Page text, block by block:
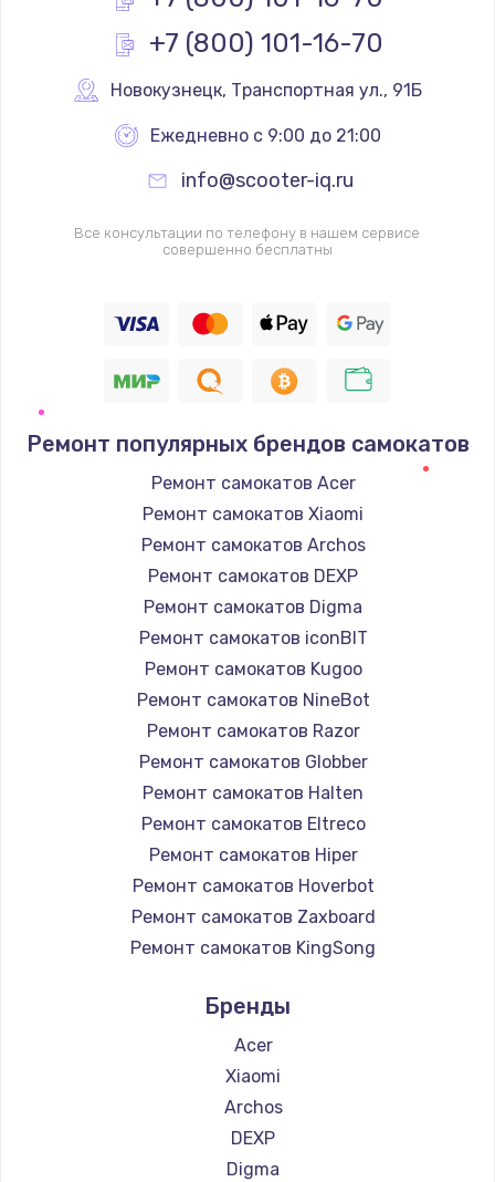
+7 (800) 101-16-70
Новокузнецк, Транспортная ул., 91Б
Ежедневно с 9:00 до 21:00
info@scooter-iq.ru
Все консультации по телефону в нашем сервисе
совершенно бесплатны
Ремонт популярных брендов самокатов
Ремонт самокатов Acer
Ремонт самокатов Xiaomi
Ремонт самокатов Archos
Ремонт самокатов DEXP
Ремонт самокатов Digma
Ремонт самокатов iconBIT
Ремонт самокатов Kugoo
Ремонт самокатов NineBot
Ремонт самокатов Razor
Ремонт самокатов Globber
Ремонт самокатов Halten
Ремонт самокатов Eltreco
Ремонт самокатов Hiper
Ремонт самокатов Hoverbot
Ремонт самокатов Zaxboard
Ремонт самокатов KingSong
Ремонт самокатов Midway by Yamato
Ремонт самокатов Hunter
Ремонт самокатов Joyor
Ремонт самокатов Minimotors
Ремонт самокатов Bork
Ремонт самокатов Segway
Бренды
Acer
Xiaomi
Archos
DEXP
Digma